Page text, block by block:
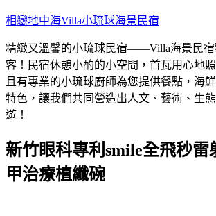
跳
主
要
內
容
相戀地中海Villa小琉球海景民宿
精緻又溫馨的小琉球民宿——Villa海景民宿
客！民宿休憩小酌的小空間，首瓦用心地
且有專業的小琉球廚師為您提供餐點，海
特色，讓我們共同營造出人文、藝術、生
遊！
新竹眼科專利smile全飛秒雷
甲治療植纖碗